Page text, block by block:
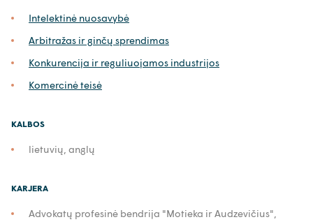
Intelektinė nuosavybė
Arbitražas ir ginčų sprendimas
Konkurencija ir reguliuojamos industrijos
Komercinė teisė
KALBOS
lietuvių, anglų
KARJERA
Advokatų profesinė bendrija "Motieka ir Audzevičius",